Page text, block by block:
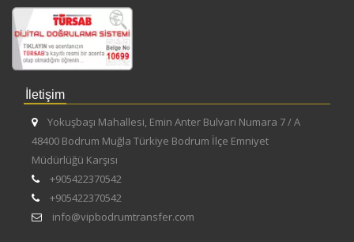
İletişim
Yokuşbaşı Mahallesi, Emin Anter Bulvarı Numara 7 / A
48400 Bodrum Muğla Türkiye Bodrum İlçe Emniyet
Müdürlüğü Karşısı
+905422370542
+905422370542
info@vipbodrumtransfer.com